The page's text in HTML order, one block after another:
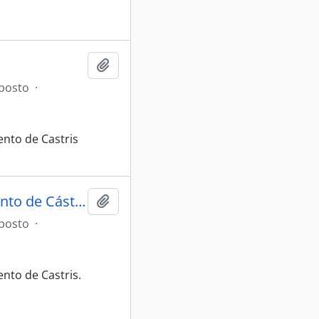
·
de Castris
Arcadas claustro do Convento de S. Bento de Cástris
·
de Castris.